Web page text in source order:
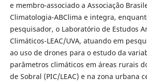
e membro-associado a Associação
Climatologia-ABClima e integra,
pesquisador, o Laboratório de Estudos
Climáticos-LEAC/UVA, atuando em
ao uso de drones para o estudo da
parâmetros climáticos em áreas rurais
de Sobral (PIC/LEAC) e na zona urbana